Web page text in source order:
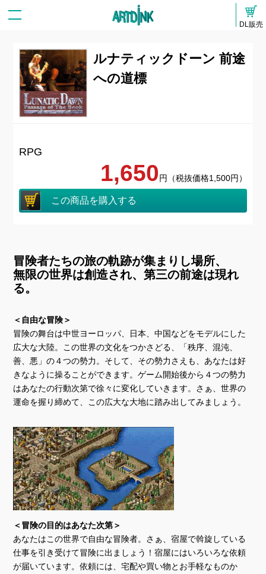
DL販売
ルナティックドーン 前途
への道標
RPG
1,650円（税抜価格1,500円）
この商品を購入する
冒険者たちの旅の軌跡が集まりし場所、
無限の世界は創造され、第三の前途は現れ
る。
＜自由な冒険＞
冒険の舞台は中世ヨーロッパ、日本、中国などをモデルにした
広大な大陸。この世界の文化をつかさどる、「秩序、混沌、
善、悪」の４つの勢力。そして、その勢力さえも、あなたは好
きなように操ることができます。ゲーム開始後から４つの勢力
はあなたの行動次第で徐々に変化していきます。さぁ、世界の
運命を握り締めて、この広大な大地に踏み出してみましょう。
＜冒険の目的はあなた次第＞
あなたはこの世界で自由な冒険者。さぁ、宿屋で斡旋している
仕事を引き受けて冒険に出ましょう！宿屋にはいろいろな依頼
が届いています。依頼には、宅配や買い物とお手軽なものか